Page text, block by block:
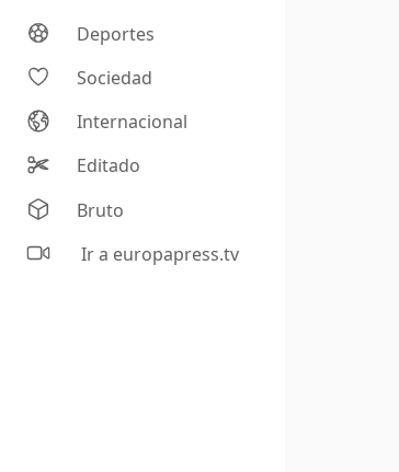
Deportes
Sociedad
Internacional
Editado
Bruto
Ir a europapress.tv